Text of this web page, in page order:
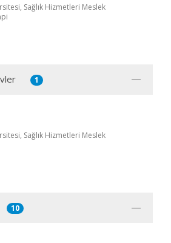
Sağlık Hizmetleri Meslek
1
Sağlık Hizmetleri Meslek
10